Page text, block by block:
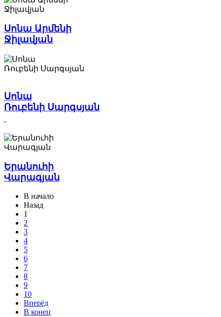
Սոնա Արմենի
Ջիլավյան
Սոնա
Ռուբենի Սարգսյան
Երանուհի
Վարագյան
В начало
Назад
1
2
3
4
5
6
7
8
9
10
Вперёд
В конец